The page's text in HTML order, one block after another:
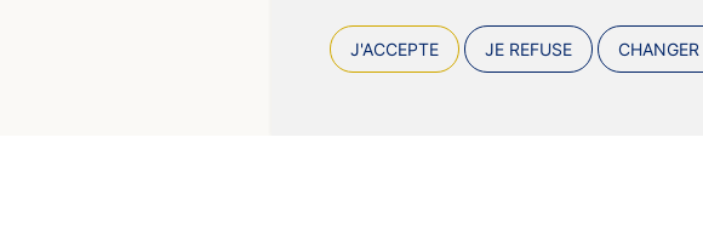
J'ACCEPTE JE REFUSE CHANGER